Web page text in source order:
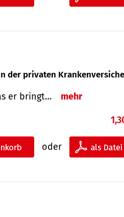
der privaten
er bringt… mehr
oder